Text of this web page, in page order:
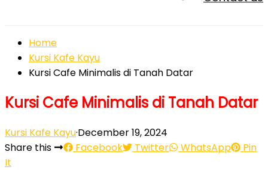
Home
Kursi Kafe Kayu
Kursi Cafe Minimalis di Tanah Datar
Kursi Cafe Minimalis di Tanah Datar
Kursi Kafe Kayu·December 19, 2024
Share this
Facebook Twitter WhatsApp
Pin
It